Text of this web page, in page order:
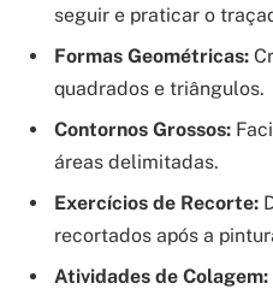
seguir e praticar o
Formas Geométricas:
quadrados e triângulos.
Contornos Grossos:
áreas delimitadas.
Exercícios de Recorte:
recortados após a
Atividades de Colagem: